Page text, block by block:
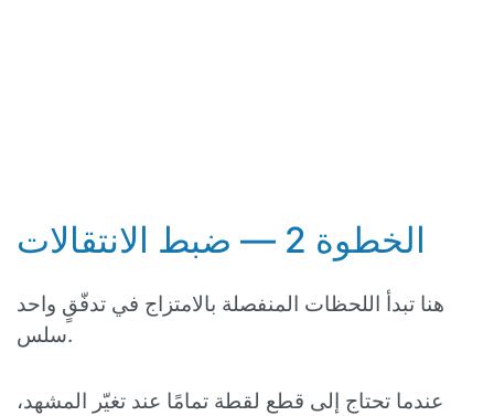
الخطوة 2 — ضبط الانتقالات
هنا تبدأ اللحظات المنفصلة بالامتزاج في تدفّقٍ واحد
سلس.
عندما تحتاج إلى قطع لقطة تمامًا عند تغيّر المشهد،